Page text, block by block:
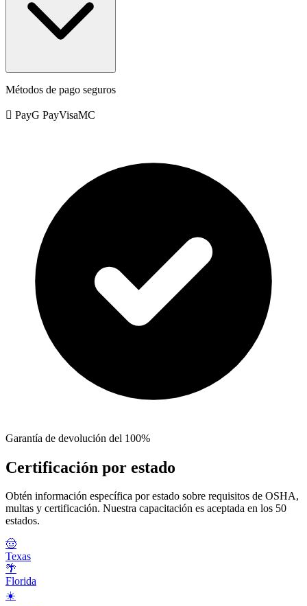
Métodos de pago seguros
 PayG PayVisaMC
Garantía de devolución del 100%
Certificación por estado
Obtén información específica por estado sobre requisitos de OSHA,
multas y certificación. Nuestra capacitación es aceptada en los 50
estados.
🤠
Texas
🌴
Florida
☀️